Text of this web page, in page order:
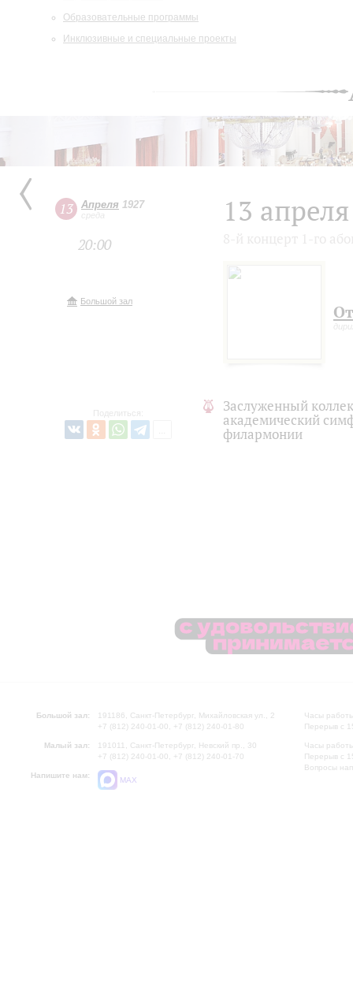
Образовательные программы
Инклюзивные и специальные проекты
13 Апреля 1927
среда
20:00
Большой зал
Поделиться:
13
Заслуженный
академический
филармонии
Большой зал:
191186, Санкт-Петербург, Михайловская ул., 2
+7 (812) 240-01-00, +7 (812) 240-01-80
Малый зал:
191011, Санкт-Петербург, Невский пр., 30
+7 (812) 240-01-00, +7 (812) 240-01-70
Напишите нам:
MAX
Часы
Перерыв с
Часы
Перерыв с
Вопросы